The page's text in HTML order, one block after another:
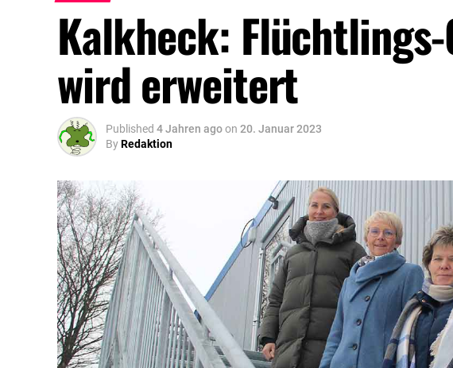
Kalkheck:
wird erweitert
Published 4 Jahren agoon 20. Januar 2023
ByRedaktion